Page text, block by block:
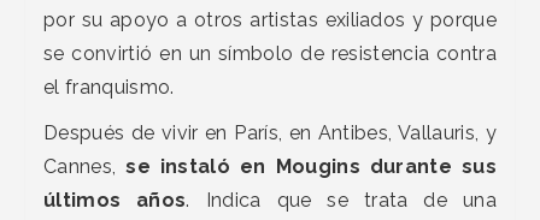
por su apoyo a otros artistas exiliados y porque
se convirtió en un símbolo de resistencia contra
el franquismo.
Después de vivir en París, en Antibes, Vallauris, y
Cannes,se instaló en Mougins durante sus
últimos años. Indica que se trata de una